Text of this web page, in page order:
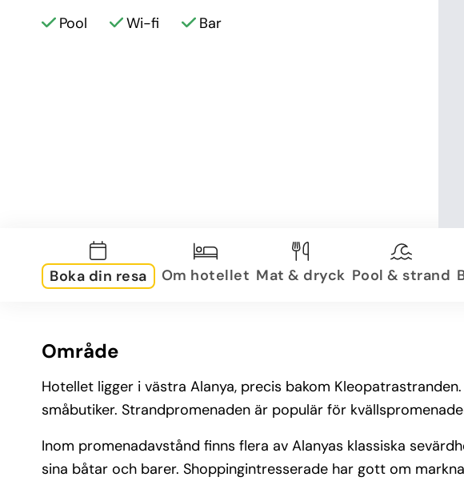
Pool
Wi-fi Bar
Boka din resa Om hotellet Mat & dryck Pool & strand
Område
Hotellet ligger i västra Alanya, precis bakom
småbutiker. Strandpromenaden är populär för
Inom promenadavstånd finns flera av Alanyas klassiska
sina båtar och barer. Shoppingintresserade har gott om